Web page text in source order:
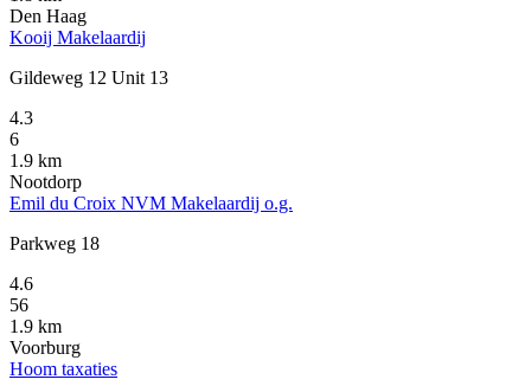
Den Haag
Kooij Makelaardij
Gildeweg 12 Unit 13
4.3
6
1.9 km
Nootdorp
Emil du Croix NVM Makelaardij o.g.
Parkweg 18
4.6
56
1.9 km
Voorburg
Hoom taxaties